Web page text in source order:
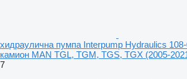
хидраулична пумпа Interpump Hydraulics
камион MAN TGL, TGM, TGS, TGX (2005-
7